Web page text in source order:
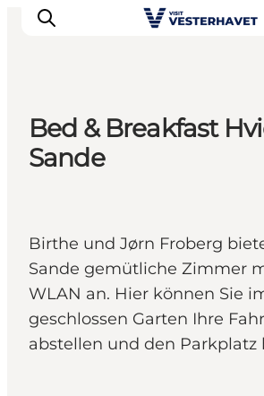
Events
Tickets kaufen
Plane deine Reise
Bed & Breakfast
Sande
Birthe und Jørn Froberg
Sande gemütliche Zimmer
WLAN an. Hier können Sie
geschlossen Garten Ihre
abstellen und den Parkplatz